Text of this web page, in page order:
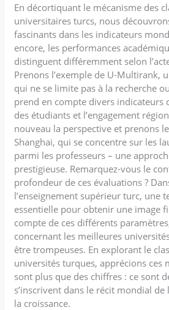
En décortiquant le mécanisme des
universitaires turcs, nous
fascinants dans les indicateurs
encore, les performances
distinguent différemment selon
Prenons l’exemple de U-Multirank,
qui ne se limite pas à la recherche
prend en compte divers indicateurs
des étudiants et l’engagement
nouveau la perspective et prenons
Shanghai, qui se concentre sur les
parmi les professeurs – une
prestigieuse. Remarquez-vous le
profondeur de ces évaluations ?
l’enseignement supérieur turc, une
essentielle pour obtenir une image
compte de ces différents
concernant les meilleures
être trompeuses. En explorant le
universités turques, apprécions ces
sont plus que des chiffres : ce sont
s’inscrivent dans le récit mondial de
la croissance.